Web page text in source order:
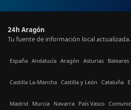
24h Aragón
Tu fuente de información local actualizada.
España Andalucía Aragón Asturias Baleares
Castilla La-Mancha Castilla y León Cataluña
Madrid Murcia Navarra País Vasco